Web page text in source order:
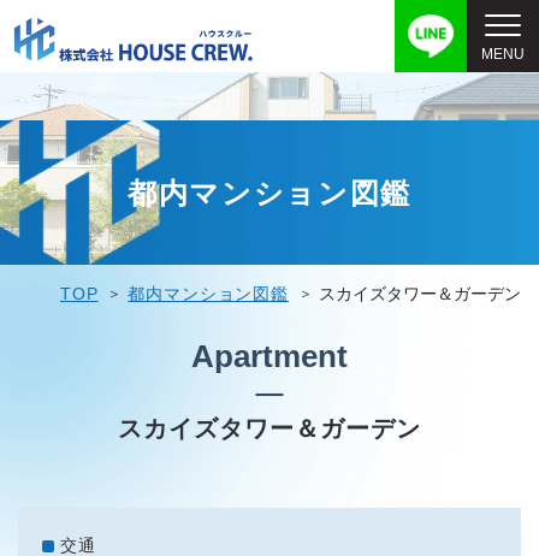
都内マンション図鑑
TOP 都内マンション図鑑 スカイズタワー＆ガーデン
Apartment
スカイズタワー＆ガーデン
交通